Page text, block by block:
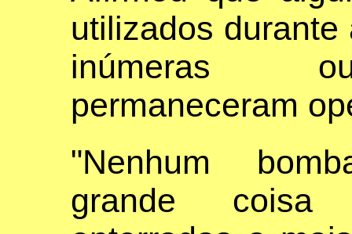
utilizados
inúmeras
permaneceram
"Nenhum
grande coisa